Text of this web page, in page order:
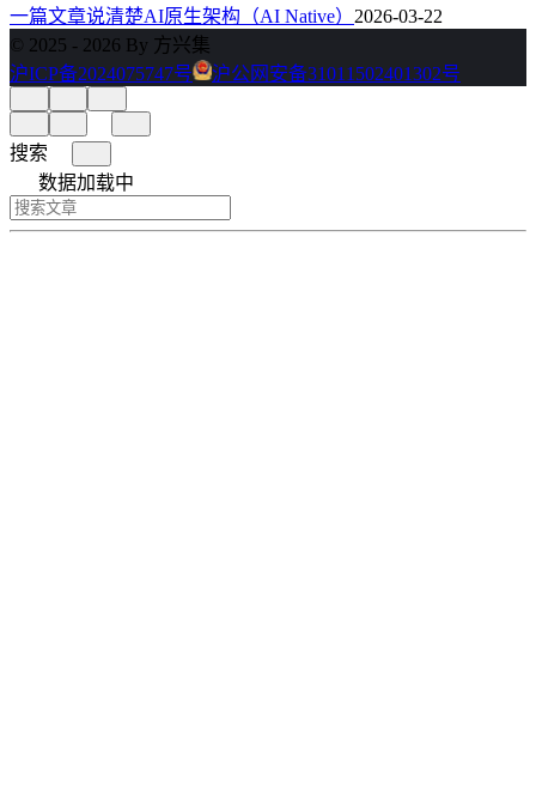
一篇文章说清楚AI原生架构（AI Native） 2026-03-22
© 2025 - 2026 By 方兴集
沪ICP备2024075747号
沪公网安备31011502401302号
搜索
数据加载中